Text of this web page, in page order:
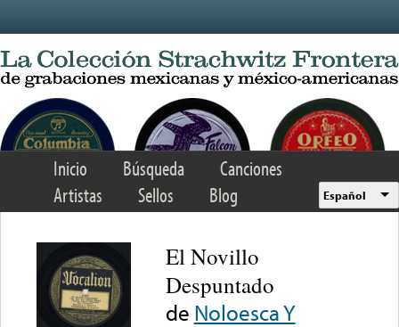
Inicio Búsqueda
Canciones
Artistas
Sellos Blog Español
El Novillo
Despuntado
de Noloesca Y